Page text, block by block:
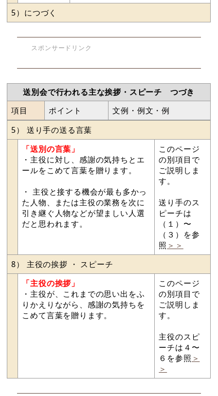
5）につづく
スポンサードリンク
送別会で行われる主な挨拶・スピーチ つづき
項目
ポイント
文例・例文・例
5） 送り手の送る言葉
「送別の言葉」
・主役に対し、感謝の気持ちとエ
ールをこめて言葉を贈ります。
・ 主役と接する機会が最も多かっ
た人物、または主役の業務を次に
引き継ぐ人物などが望ましい人選
だと思われます。
このページ
の別項目で
ご説明しま
す。
送り手のス
ピーチは
（１）〜
（３）を参
照 ＞＞
8） 主役の挨拶 ・ スピーチ
「主役の挨拶」
・主役が、これまでの思い出をふ
りかえりながら、感謝の気持ちを
こめて言葉を贈ります。
このページ
の別項目で
ご説明しま
す。
主役のスピ
ーチは４〜
６を参照 ＞
＞